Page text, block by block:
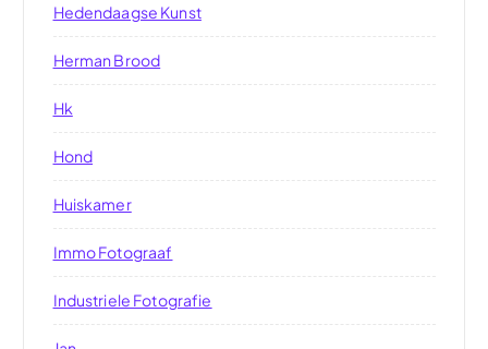
Hedendaagse Kunst
Herman Brood
Hk
Hond
Huiskamer
Immo Fotograaf
Industriele Fotografie